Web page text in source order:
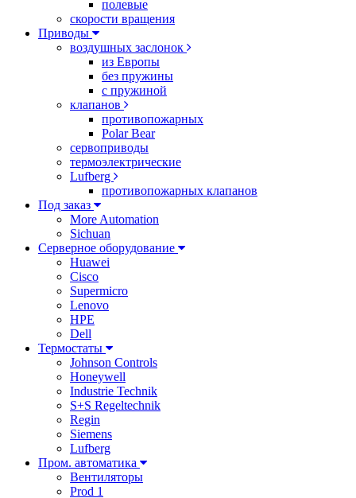
полевые
скорости вращения
Приводы
воздушных заслонок
из Европы
без пружины
с пружиной
клапанов
противопожарных
Polar Bear
сервоприводы
термоэлектрические
Lufberg
противопожарных клапанов
Под заказ
More Automation
Sichuan
Серверное оборудование
Huawei
Cisco
Supermicro
Lenovo
HPE
Dell
Термостаты
Johnson Controls
Honeywell
Industrie Technik
S+S Regeltechnik
Regin
Siemens
Lufberg
Пром. автоматика
Вентиляторы
Prod 1